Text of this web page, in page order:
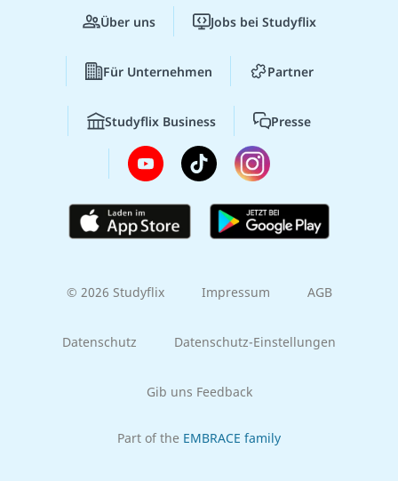
Über uns Jobs bei Studyflix
Für Unternehmen Partner
Studyflix Business Presse
© 2026 Studyflix Impressum AGB
Datenschutz Datenschutz-Einstellungen
Gib uns Feedback
Part of the EMBRACE family